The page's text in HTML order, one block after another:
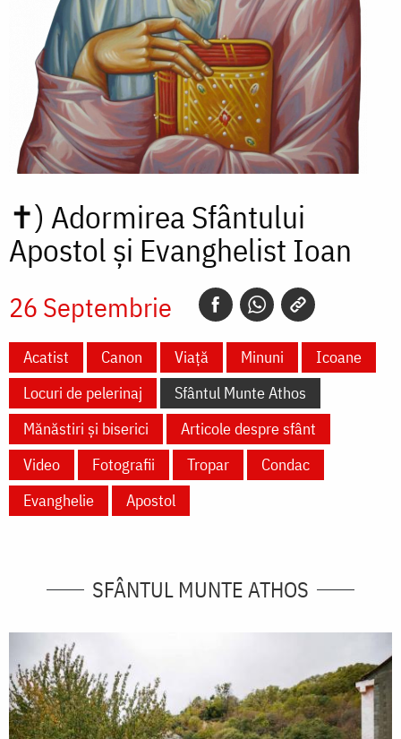
✝) Adormirea Sfântului
Apostol și Evanghelist Ioan
26 Septembrie
Acatist Canon Viață Minuni
Icoane
Locuri de pelerinaj
Sfântul Munte Athos
Mănăstiri și biserici
Articole despre sfânt
Video
Fotografii Tropar
Condac
Evanghelie
Apostol
SFÂNTUL MUNTE ATHOS